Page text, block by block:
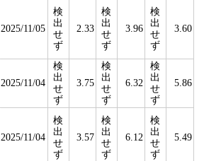
2025/11/05
検
出
せ
ず
2.33
検
出
せ
ず
3.96
検
出
せ
ず
3.60
2025/11/04
検
出
せ
ず
3.75
検
出
せ
ず
6.32
検
出
せ
ず
5.86
2025/11/04
検
出
せ
ず
3.57
検
出
せ
ず
6.12
検
出
せ
ず
5.49